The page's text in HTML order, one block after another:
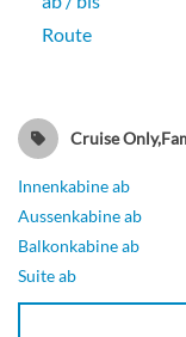
Route
Cruise
Innenkabine ab
Aussenkabine ab
Balkonkabine ab
Suite ab